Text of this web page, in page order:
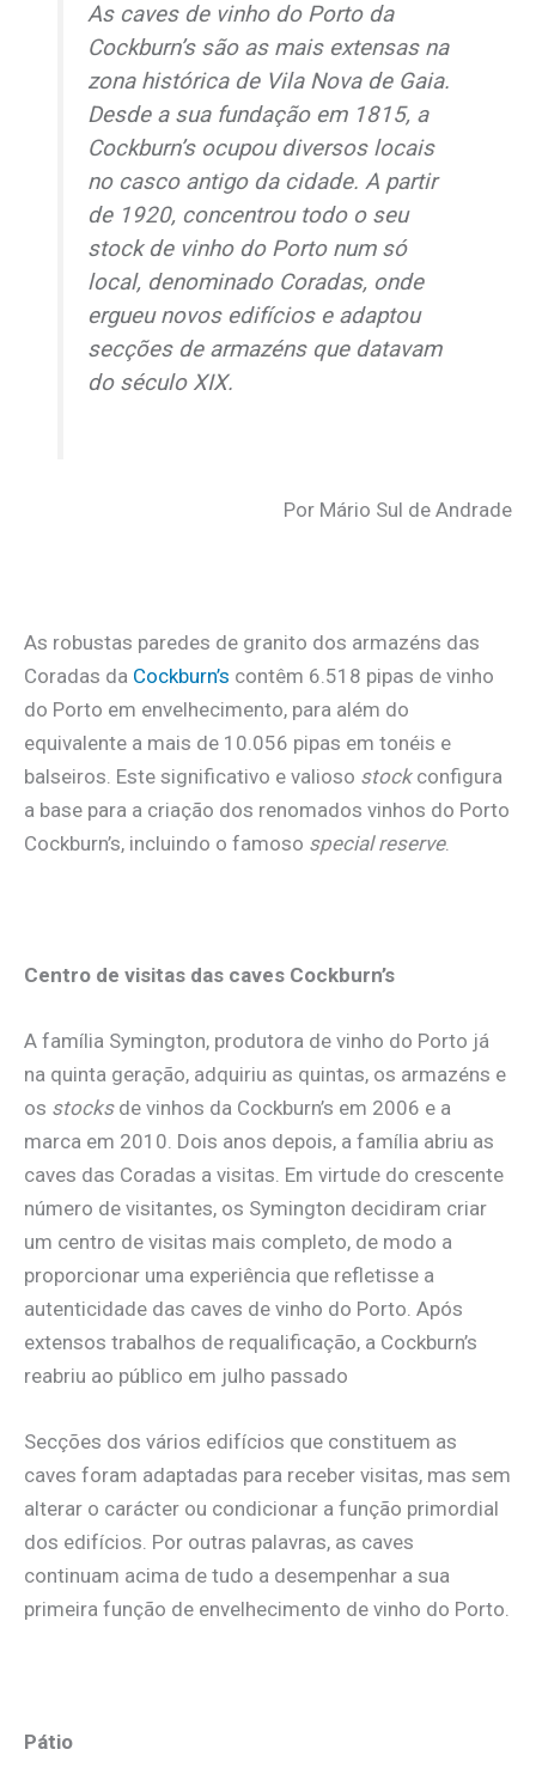
As caves de vinho do Porto da
Cockburn’s são as mais extensas na
zona histórica de Vila Nova de Gaia.
Desde a sua fundação em 1815, a
Cockburn’s ocupou diversos locais
no casco antigo da cidade. A partir
de 1920, concentrou todo o seu
stock de vinho do Porto num só
local, denominado Coradas, onde
ergueu novos edifícios e adaptou
secções de armazéns que datavam
do século XIX.
Por Mário Sul de Andrade
As robustas paredes de granito dos armazéns das
Coradas da Cockburn’s contêm 6.518 pipas de vinho
do Porto em envelhecimento, para além do
equivalente a mais de 10.056 pipas em tonéis e
balseiros. Este significativo e valioso stock configura
a base para a criação dos renomados vinhos do Porto
Cockburn’s, incluindo o famoso special reserve.
Centro de visitas das caves Cockburn’s
A família Symington, produtora de vinho do Porto já
na quinta geração, adquiriu as quintas, os armazéns e
os stocksde vinhos da Cockburn’s em 2006 e a
marca em 2010. Dois anos depois, a família abriu as
caves das Coradas a visitas. Em virtude do crescente
número de visitantes, os Symington decidiram criar
um centro de visitas mais completo, de modo a
proporcionar uma experiência que refletisse a
autenticidade das caves de vinho do Porto. Após
extensos trabalhos de requalificação, a Cockburn’s
reabriu ao público em julho passado
Secções dos vários edifícios que constituem as
caves foram adaptadas para receber visitas, mas sem
alterar o carácter ou condicionar a função primordial
dos edifícios. Por outras palavras, as caves
continuam acima de tudo a desempenhar a sua
primeira função de envelhecimento de vinho do Porto.
Pátio